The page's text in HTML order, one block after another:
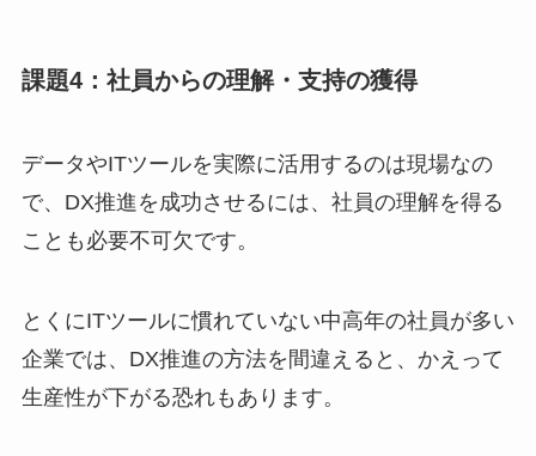
課題4：社員からの理解・支持の獲得
データやITツールを実際に活用するのは現場なの
で、DX推進を成功させるには、社員の理解を得る
ことも必要不可欠です。
とくにITツールに慣れていない中高年の社員が多い
企業では、DX推進の方法を間違えると、かえって
生産性が下がる恐れもあります。